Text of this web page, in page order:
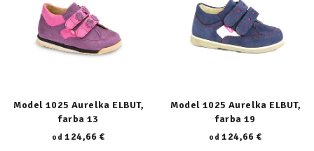
Model 1025 Aurelka ELBUT,
farba 13
od 124,66 €
Model 1025 Aurelka ELBUT,
farba 19
od 124,66 €